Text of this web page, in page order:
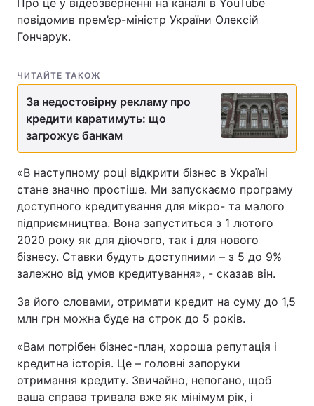
Про це у відеозверненні на каналі в YouTube
повідомив прем’єр-міністр України Олексій
Гончарук.
ЧИТАЙТЕ ТАКОЖ
За недостовірну рекламу про
кредити каратимуть: що
загрожує банкам
«В наступному році відкрити бізнес в Україні
стане значно простіше. Ми запускаємо програму
доступного кредитування для мікро- та малого
підприємництва. Вона запуститься з 1 лютого
2020 року як для діючого, так і для нового
бізнесу. Ставки будуть доступними – з 5 до 9%
залежно від умов кредитування», - сказав він.
За його словами, отримати кредит на суму до 1,5
млн грн можна буде на строк до 5 років.
«Вам потрібен бізнес-план, хороша репутація і
кредитна історія. Це – головні запоруки
отримання кредиту. Звичайно, непогано, щоб
ваша справа тривала вже як мінімум рік, і